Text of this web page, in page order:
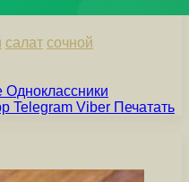
салат сочной
Одноклассники
Telegram Viber Печатать